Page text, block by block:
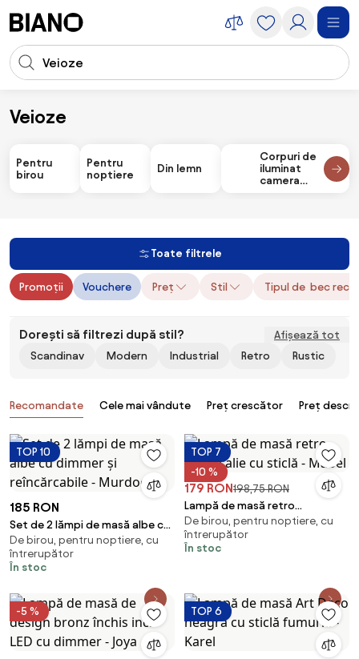
Introducerea căutării
Veioze
Corpuri de iluminare
Pentru
birou
Pentru
noptiere
Din lemn
Corpuri de
iluminat
camera
Toate filtrele
Promoții Vouchere Preț Stil Tipul de bec
Dorești să filtrezi după stil?
Afișează tot
Scandinav
Modern Industrial Retro Rustic
Produse
Recomandate Cele mai vândute Preț crescător Preț
TOP 10
185 RON
Set de 2 lămpi de masă albe cu
dimmer și reîncărcabile -
Murdock
De birou, pentru noptiere, cu
întrerupător
În stoc
TOP 7
-10 %
179 RON198,75 RON
Lampă de masă retro
portocalie cu sticlă - Mabel
De birou, pentru noptiere, cu
întrerupător
În stoc
-5 % TOP 6